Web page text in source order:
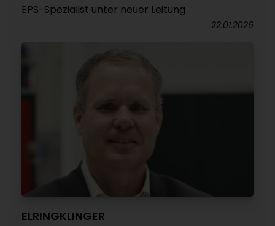
EPS-Spezialist unter neuer Leitung
22.01.2026
ELRINGKLINGER